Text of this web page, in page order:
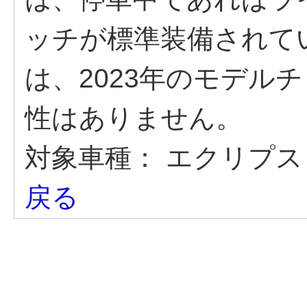
ッチが標準装備され
は、2023年のモデル
性はありません。
対象車種：
エクリプ
戻る